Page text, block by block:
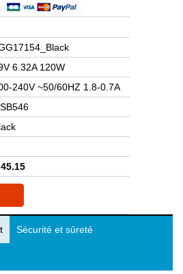
6.32A 120W
240V ~50/60HZ 1.8-0.7A
45.15
Sécurité et sûreté